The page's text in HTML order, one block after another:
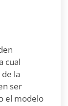
cual
la
ser
el modelo